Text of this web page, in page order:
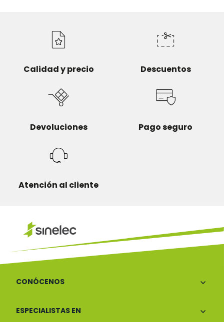
Calidad y precio Descuentos
Devoluciones Pago seguro
Atención al cliente
CONÓCENOS
ESPECIALISTAS EN